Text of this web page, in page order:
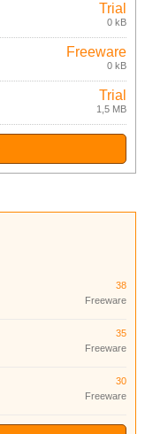
Trial
0 kB
Freeware
0 kB
Trial
1,5 MB
38
Freeware
35
Freeware
30
Freeware